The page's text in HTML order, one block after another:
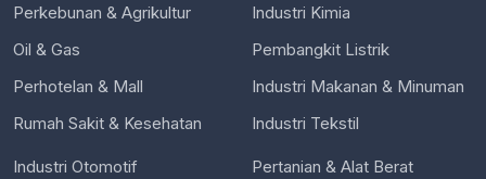
Perkebunan & Agrikultur
Oil & Gas
Perhotelan & Mall
Rumah Sakit & Kesehatan
Industri Kimia
Pembangkit Listrik
Industri Makanan & Minuman
Industri Tekstil
Industri Otomotif
Pertanian & Alat Berat